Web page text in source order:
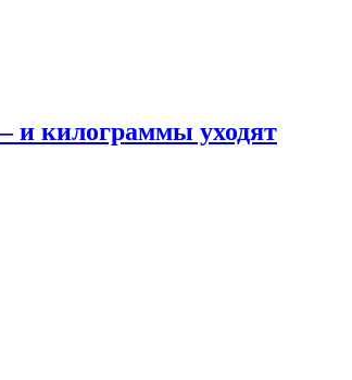
и килограммы уходят